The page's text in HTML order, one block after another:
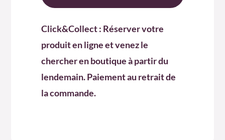
Click&Collect : Réserver votre
produit en ligne et venez le
chercher en boutique à partir du
lendemain. Paiement au retrait de
la commande.